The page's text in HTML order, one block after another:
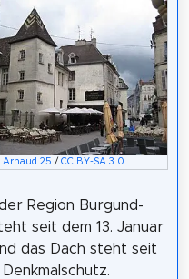
Arnaud 25 / CC BY-SA 3.0
Region Burgund-
seit dem 13. Januar
das Dach steht seit